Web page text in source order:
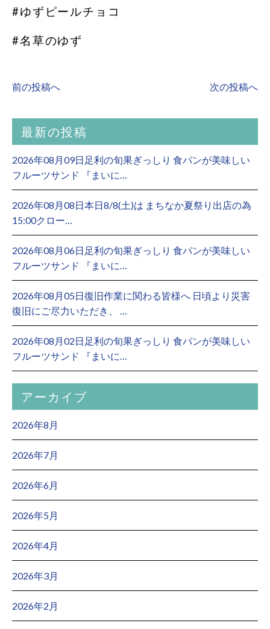
#ゆずピールチョコ
#名草のゆず
前の投稿へ 次の投稿へ
最新の投稿
2026年08月09日足利の旬果ぎっしり 食パンが美味しい
フルーツサンド 『まいに…
2026年08月08日本日8/8(土)は まちなか夏祭り出店の為
15:00クロー…
2026年08月06日足利の旬果ぎっしり 食パンが美味しい
フルーツサンド 『まいに…
2026年08月05日復旧作業に関わる皆様へ 日頃より災害
復旧にご尽力いただき、 …
2026年08月02日足利の旬果ぎっしり 食パンが美味しい
フルーツサンド 『まいに…
アーカイブ
2026年8月
2026年7月
2026年6月
2026年5月
2026年4月
2026年3月
2026年2月